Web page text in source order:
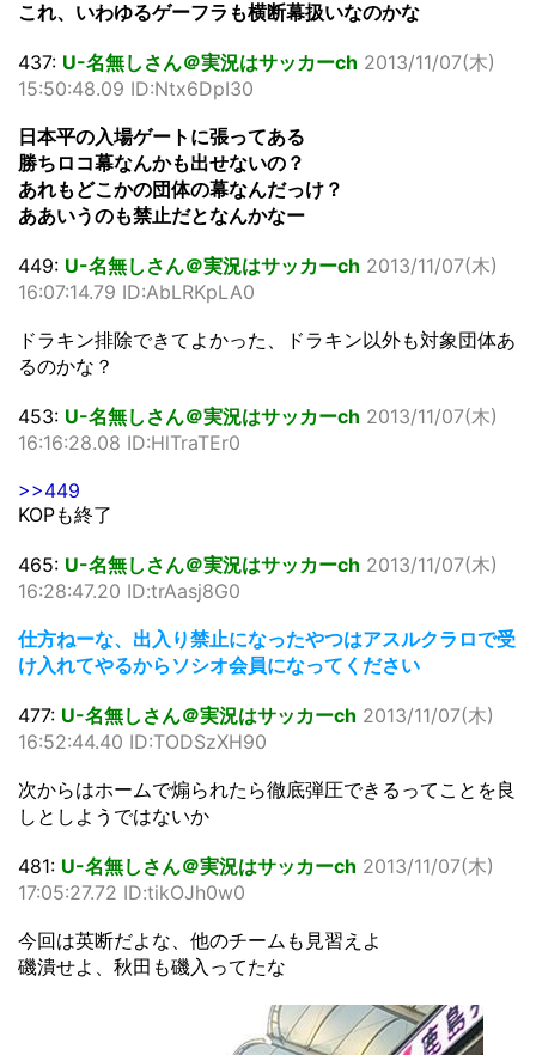
これ、いわゆるゲーフラも横断幕扱いなのかな
437: U-名無しさん＠実況はサッカーch 2013/11/07(木)
15:50:48.09 ID:Ntx6DpI30
日本平の入場ゲートに張ってある
勝ちロコ幕なんかも出せないの？
あれもどこかの団体の幕なんだっけ？
ああいうのも禁止だとなんかなー
449: U-名無しさん＠実況はサッカーch 2013/11/07(木)
16:07:14.79 ID:AbLRKpLA0
ドラキン排除できてよかった、ドラキン以外も対象団体あ
るのかな？
453: U-名無しさん＠実況はサッカーch 2013/11/07(木)
16:16:28.08 ID:HlTraTEr0
>>449
KOPも終了
465: U-名無しさん＠実況はサッカーch 2013/11/07(木)
16:28:47.20 ID:trAasj8G0
仕方ねーな、出入り禁止になったやつはアスルクラロで受
け入れてやるからソシオ会員になってください
477: U-名無しさん＠実況はサッカーch 2013/11/07(木)
16:52:44.40 ID:TODSzXH90
次からはホームで煽られたら徹底弾圧できるってことを良
しとしようではないか
481: U-名無しさん＠実況はサッカーch 2013/11/07(木)
17:05:27.72 ID:tikOJh0w0
今回は英断だよな、他のチームも見習えよ
磯潰せよ、秋田も磯入ってたな